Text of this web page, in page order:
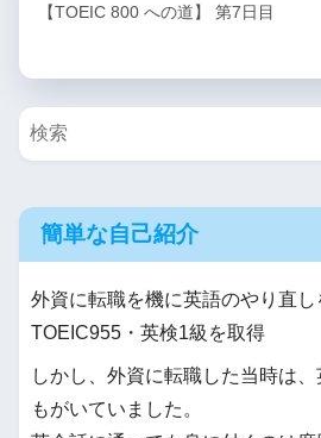
【TOEIC 800 への道】 第7日目
簡単な自己紹介
外資に転職を機に英語のやり直
TOEIC955・英検1級を取得
しかし、外資に転職した当時は、
もがいていました。